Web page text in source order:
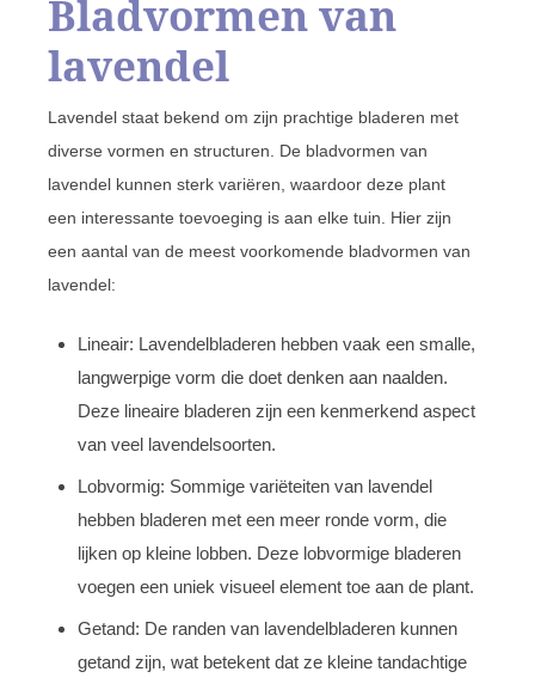
Bladvormen van
lavendel
Lavendel staat bekend om zijn prachtige bladeren met
diverse vormen en structuren. De bladvormen van
lavendel kunnen sterk variëren, waardoor deze plant
een interessante toevoeging is aan elke tuin. Hier zijn
een aantal van de meest voorkomende bladvormen van
lavendel:
Lineair: Lavendelbladeren hebben vaak een smalle,
langwerpige vorm die doet denken aan naalden.
Deze lineaire bladeren zijn een kenmerkend aspect
van veel lavendelsoorten.
Lobvormig: Sommige variëteiten van lavendel
hebben bladeren met een meer ronde vorm, die
lijken op kleine lobben. Deze lobvormige bladeren
voegen een uniek visueel element toe aan de plant.
Getand: De randen van lavendelbladeren kunnen
getand zijn, wat betekent dat ze kleine tandachtige